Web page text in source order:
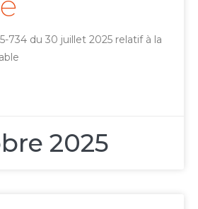
734 du 30 juillet 2025 relatif à la
2025